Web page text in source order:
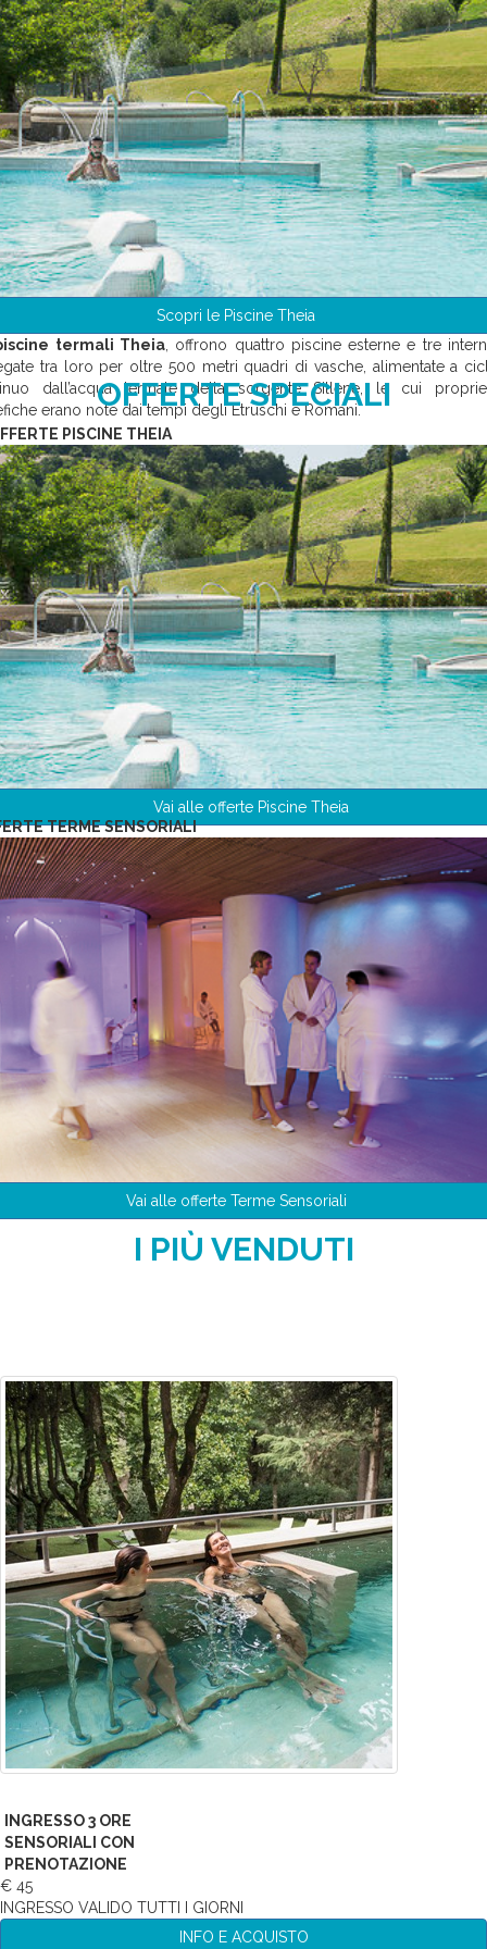
nei sensi e negli elementi. Qui i classici trattamenti
e si fondono con le filosofie orientali creando un
dove coccolare il proprio corpo e i propri sensi.
Scopri le Piscine Theia
termali Theia, offrono quattro piscine esterne e tre
tra loro per oltre 500 metri quadri di vasche, alimentate a
dall’acqua termale della sorgente Sillene, le cui
erano note dai tempi degli Etruschi e Romani.
OFFERTE SPECIALI
PISCINE THEIA
Vai alle offerte Piscine Theia
TERME SENSORIALI
Vai alle offerte Terme Sensoriali
I PIÙ VENDUTI
INGRESSO 3 ORE
SENSORIALI CON
PRENOTAZIONE
€ 45
INGRESSO VALIDO TUTTI I GIORNI
INFO E ACQUISTO